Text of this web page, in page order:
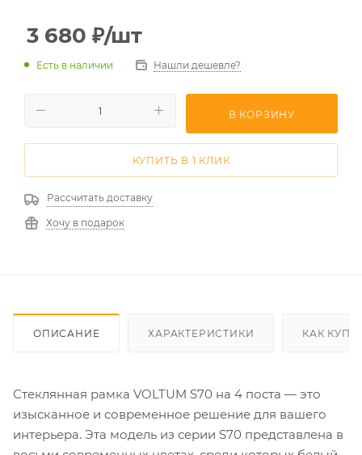
3 680 ₽/шт
Есть в наличии Нашли дешевле?
В КОРЗИНУ
КУПИТЬ В 1 КЛИК
Рассчитать доставку
Хочу в подарок
ОПИСАНИЕ ХАРАКТЕРИСТИКИ КАК
Стеклянная рамка VOLTUM S70 на 4 поста — это
изысканное и современное решение для вашего
интерьера. Эта модель из серии S70 представлена в